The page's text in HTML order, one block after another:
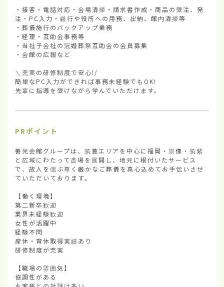
・接客・電話対応・会場清掃・請求書作成・商品の受注、発
注・PC入力・銀行や役所への用務、出納、館内清掃等
・葬儀施行のバックアップ業務
・経理・互助会事務等
・当社子会社の冠婚葬祭互助会の会員募集
・会館の広報など
＼充実の研修制度で安心!/
簡単なPC入力ができれば事務未経験でもOK!
先輩に指導を受けながら学んでいただけます。
PRポイント
善光会館グループは、筑豊エリアを中心に福岡・宗像・筑紫
と広域にわたって斎場を展開し、地元に根付いたサービス
で、故人を偲ぶ尊く厳かなご葬儀を真心込めてお手伝いさせ
ていただいております。
【働く環境】
第二新卒歓迎
業界未経験歓迎
女性が活躍中
経験不問
産休・育休取得実績あり
研修制度が充実
【職場の雰囲気】
協調性がある